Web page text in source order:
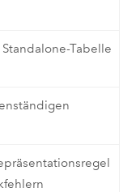
Tabelle